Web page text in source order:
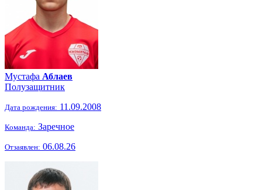
Мустафа Аблаев
Полузащитник
Дата рождения: 11.09.2008
Команда: Заречное
Отзаявлен: 06.08.26